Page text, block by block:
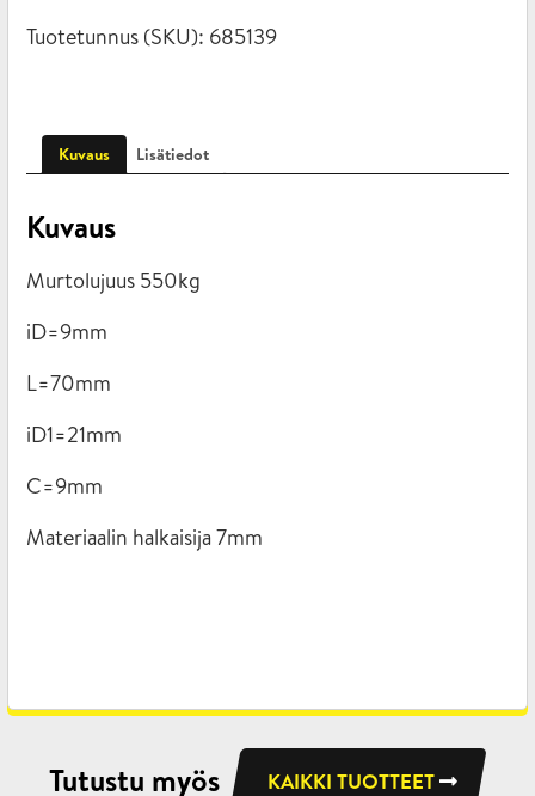
silmukalla,
Tuotetunnus (SKU): 685139
Kuvaus Lisätiedot
Kuvaus
Murtolujuus 550kg
iD=9mm
L=70mm
iD1=21mm
C=9mm
Materiaalin halkaisija 7mm
Tutustu myös KAIKKI TUOTTEET